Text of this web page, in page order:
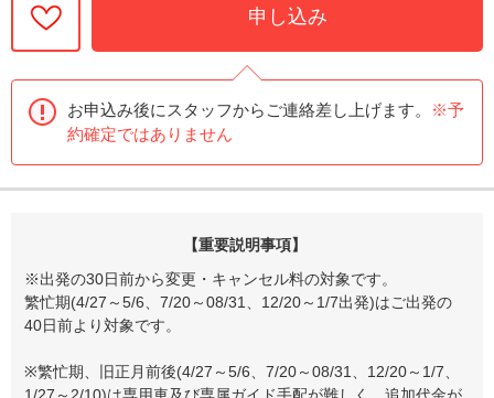
申し込み
お申込み後にスタッフからご連絡差し上げます。
※予
約確定ではありません
【重要説明事項】
※出発の30日前から変更・キャンセル料の対象です。
繁忙期(4/27～5/6、7/20～08/31、12/20～1/7出発)はご出発の
40日前より対象です。
※繁忙期、旧正月前後(4/27～5/6、7/20～08/31、12/20～1/7、
1/27～2/10)は専用車及び専属ガイド手配が難しく、追加代金が